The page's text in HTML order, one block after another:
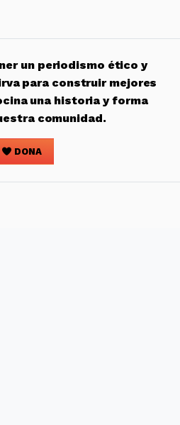
un periodismo ético y
para construir mejores
una historia y forma
comunidad.
DONA